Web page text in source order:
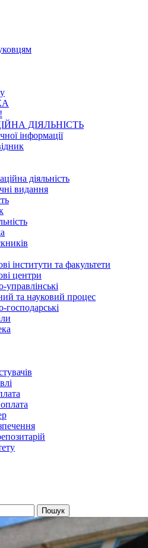
ДІЯЛЬНІСТЬ
інформації
діяльність
видання
інститути та факультети
центри
управлінські
та науковий процес
господарські
Пошук